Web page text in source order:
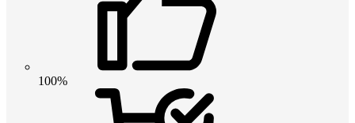
100%